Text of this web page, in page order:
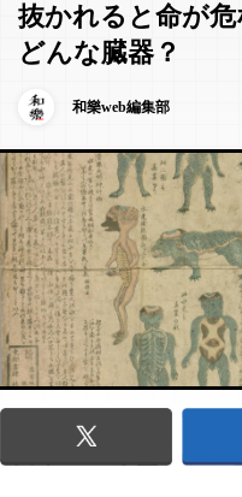
抜かれると命が
どんな臓器？
和樂web編集部